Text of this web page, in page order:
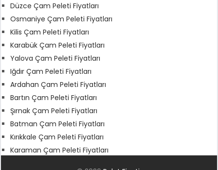
Düzce Çam Peleti Fiyatları
Osmaniye Çam Peleti Fiyatları
Kilis Çam Peleti Fiyatları
Karabük Çam Peleti Fiyatları
Yalova Çam Peleti Fiyatları
Iğdır Çam Peleti Fiyatları
Ardahan Çam Peleti Fiyatları
Bartın Çam Peleti Fiyatları
Şırnak Çam Peleti Fiyatları
Batman Çam Peleti Fiyatları
Kırıkkale Çam Peleti Fiyatları
Karaman Çam Peleti Fiyatları